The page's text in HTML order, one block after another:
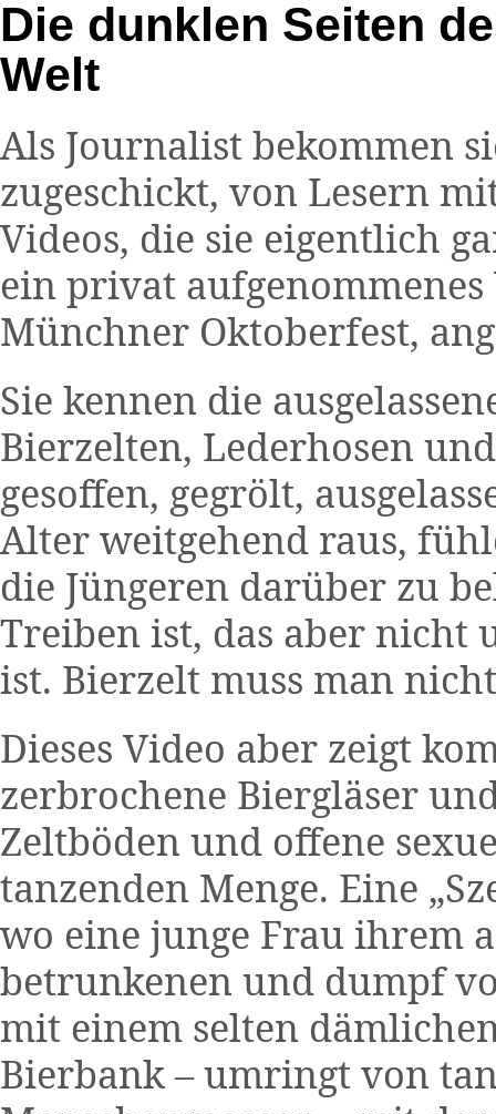
Die dunklen Seiten
Welt
Als Journalist bekommen
zugeschickt, von Lesern
Videos, die sie eigentlich
ein privat
Münchner Oktoberfest,
Sie kennen die
Bierzelten, Lederhosen
gesoffen, gegrölt,
Alter weitgehend raus,
die Jüngeren darüber zu
Treiben ist, das aber
ist. Bierzelt muss man
Dieses Video aber zeigt
zerbrochene Biergläser
Zeltböden und offene
tanzenden Menge. Eine
wo eine junge Frau ihrem
betrunkenen und dumpf
mit einem selten
Bierbank – umringt von